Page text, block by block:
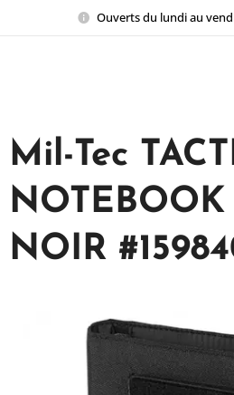
Ouverts du lundi au
Mil-Tec
NOIR